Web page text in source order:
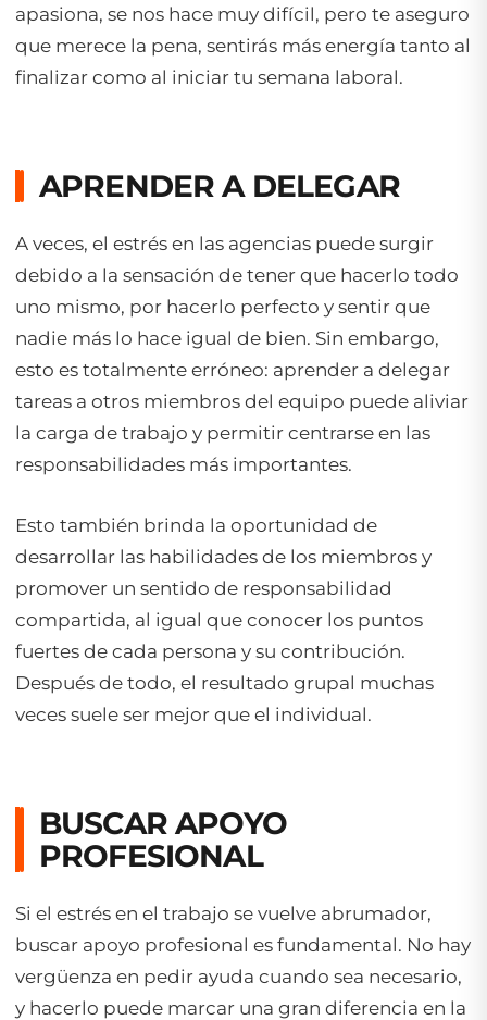
apasiona, se nos hace muy difícil, pero te aseguro
que merece la pena, sentirás más energía tanto al
finalizar como al iniciar tu semana laboral.
APRENDER A DELEGAR
A veces, el estrés en las agencias puede surgir
debido a la sensación de tener que hacerlo todo
uno mismo, por hacerlo perfecto y sentir que
nadie más lo hace igual de bien. Sin embargo,
esto es totalmente erróneo: aprender a delegar
tareas a otros miembros del equipo puede aliviar
la carga de trabajo y permitir centrarse en las
responsabilidades más importantes.
Esto también brinda la oportunidad de
desarrollar las habilidades de los miembros y
promover un sentido de responsabilidad
compartida, al igual que conocer los puntos
fuertes de cada persona y su contribución.
Después de todo, el resultado grupal muchas
veces suele ser mejor que el individual.
BUSCAR APOYO
PROFESIONAL
Si el estrés en el trabajo se vuelve abrumador,
buscar apoyo profesional es fundamental. No hay
vergüenza en pedir ayuda cuando sea necesario,
y hacerlo puede marcar una gran diferencia en la